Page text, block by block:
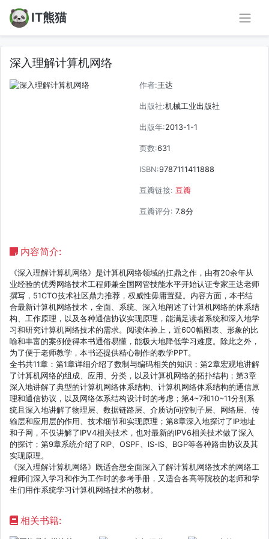
IT熊猫
深入理解计算机网络
作者:王达
出版社:机械工业出版社
出版年:2013-1-1
页数:631
ISBN:9787111411888
豆瓣链接: 豆瓣
豆瓣评分: 7.8分
内容简介:
《深入理解计算机网络》是计算机网络领域的扛鼎之作，由有20余年从
业经验的优秀网络技术工程师兼全国网管技能水平开始认证专家王达老师
撰写，51CTO技术社区鼎力推荐，权威性毋庸置疑。内容方面，本书结
合最新计算机网络技术，全面、系统、深入地阐述了计算机网络的体系结
构、工作原理，以及各种通信协议实现原理，能满足读者系统和深入地学
习和研究计算机网络技术的需求。阅读体验上，近600幅图表、形象的比
喻和丰富的案例使得本书通俗易懂，能极大地降低学习难度。除此之外，
为了便于老师教学，本书还提供精心制作的教学PPT。
全书共11章：第1章详细介绍了数制与编码相关的知识；第2章宏观地讲解
了计算机网络的组成、应用、分类，以及计算机网络的拓扑结构；第3章
深入地讲解了典型的计算机网络体系结构、计算机网络体系结构的通信原
理和通信协议，以及网络体系结构设计时的考虑；第4~7和10~11分别系
统且深入地讲解了物理层、数据链路层、介质访问控制子层、网络层、传
输层和应用层的作用、技术细节和实现原理；第8章深入地探讨了IP地址
和子网，不仅讲解了IPV4相关技术，也对最新的IPV6相关技术做了深入
的探讨；第9章系统介绍了RIP、OSPF、IS-IS、BGP等各种路由协议及其
实现原理。
《深入理解计算机网络》既适合想全面深入了解计算机网络技术的网络工
程师们深入学习和作为工作时的参考手册，又适合各高等院校的老师和学
生们用作系统学习计算机网络技术的教材。
相关书籍: